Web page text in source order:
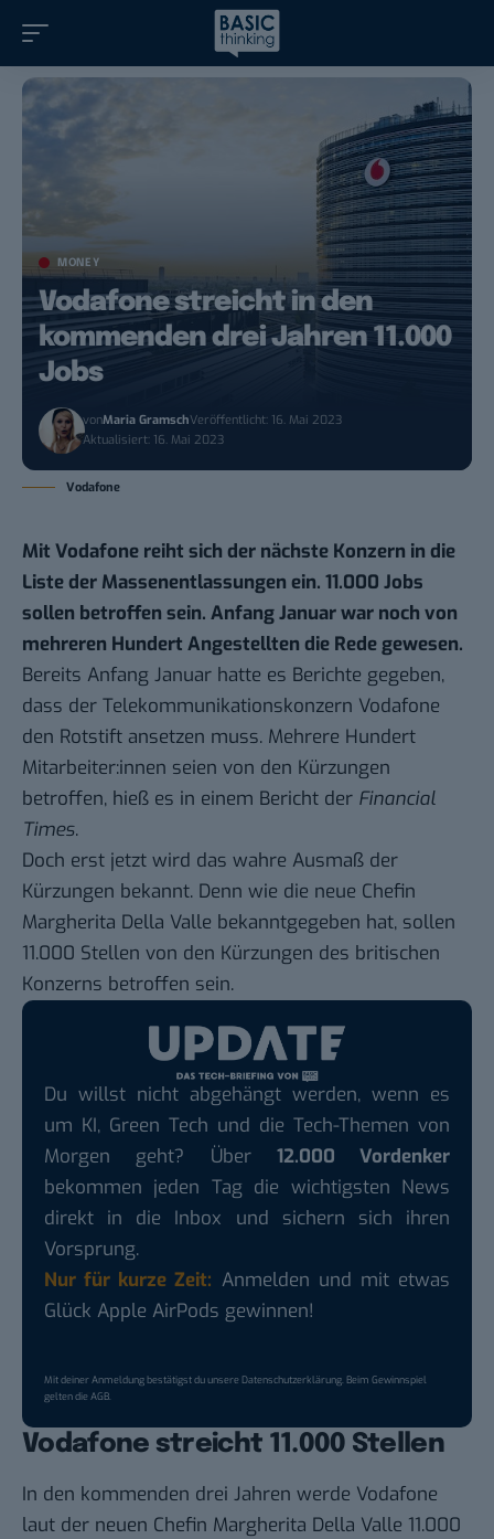
MONEY
Vodafone streicht in den
kommenden drei Jahren 11.000
Jobs
vonMaria GramschVeröffentlicht: 16. Mai 2023
Aktualisiert: 16. Mai 2023
Vodafone
Mit Vodafone reiht sich der nächste Konzern in die
Liste der Massenentlassungen ein. 11.000 Jobs
sollen betroffen sein. Anfang Januar war noch von
mehreren Hundert Angestellten die Rede gewesen.
Bereits Anfang Januar hatte es Berichte gegeben,
dass der Telekommunikationskonzern Vodafone
den Rotstift ansetzen muss. Mehrere Hundert
Mitarbeiter:innen seien von den Kürzungen
betroffen, hieß es in einem Bericht der Financial
Times.
Doch erst jetzt wird das wahre Ausmaß der
Kürzungen bekannt. Denn wie die neue Chefin
Margherita Della Valle bekanntgegeben hat, sollen
11.000 Stellen von den Kürzungen des britischen
Konzerns betroffen sein.
Du willst nicht abgehängt werden, wenn es
um KI, Green Tech und die Tech-Themen von
Morgen geht? Über 12.000 Vordenker
bekommen jeden Tag die wichtigsten News
direkt in die Inbox und sichern sich ihren
Vorsprung.
Nur für kurze Zeit: Anmelden und mit etwas
Glück Apple AirPods gewinnen!
Mit deiner Anmeldung bestätigst du unsereDatenschutzerklärung. Beim Gewinnspiel
gelten dieAGB.
Vodafone streicht 11.000 Stellen
In den kommenden drei Jahren werde Vodafone
laut der neuen Chefin Margherita Della Valle 11.000